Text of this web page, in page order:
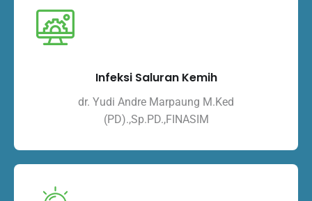
Infeksi Saluran Kemih
dr. Yudi Andre Marpaung M.Ked
(PD).,Sp.PD.,FINASIM